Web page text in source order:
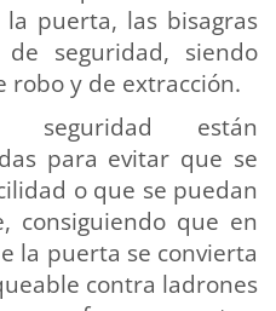
puerta, las bisagras
seguridad, siendo
robo y de extracción.
están
para evitar que se
o que se puedan
consiguiendo que en
la puerta se convierta
contra ladrones